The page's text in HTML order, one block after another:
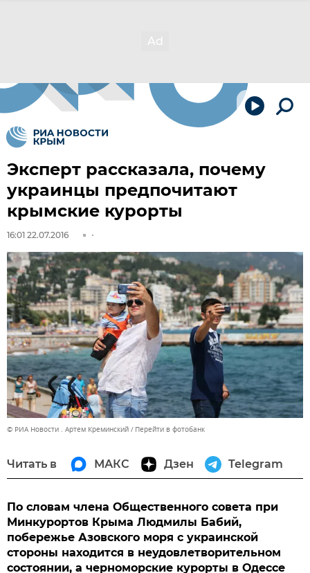
Эксперт рассказала, почему
украинцы предпочитают
крымские курорты
16:01 22.07.2016
© РИА Новости . Артем Креминский Перейти в фотобанк
Читать в МАКС Дзен Telegram
По словам члена Общественного совета при
Минкурортов Крыма Людмилы Бабий,
побережье Азовского моря с украинской
стороны находится в неудовлетворительном
состоянии, а черноморские курорты в Одессе